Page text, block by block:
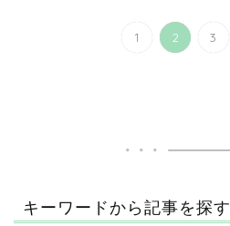
1 2 3
キーワードから記事を探す